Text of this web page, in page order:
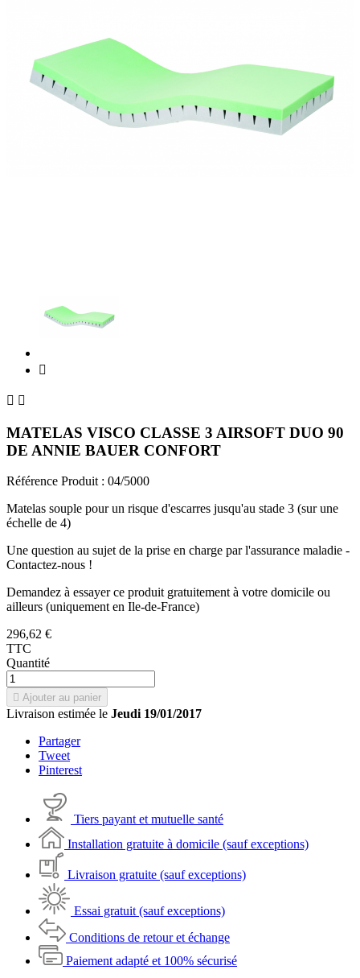

 
MATELAS VISCO CLASSE 3 AIRSOFT DUO 90
DE ANNIE BAUER CONFORT
Référence Produit : 04/5000
Matelas souple pour un risque d'escarres jusqu'au stade 3 (sur une
échelle de 4)
Une question au sujet de la prise en charge par l'assurance maladie -
Contactez-nous !
Demandez à essayer ce produit gratuitement à votre domicile ou
ailleurs (uniquement en Ile-de-France)
296,62 €
TTC
Quantité
 Ajouter au panier
Livraison estimée le Jeudi 19/01/2017
Partager
Tweet
Pinterest
Tiers payant et mutuelle santé
Installation gratuite à domicile (sauf exceptions)
Livraison gratuite (sauf exceptions)
Essai gratuit (sauf exceptions)
Conditions de retour et échange
Paiement adapté et 100% sécurisé